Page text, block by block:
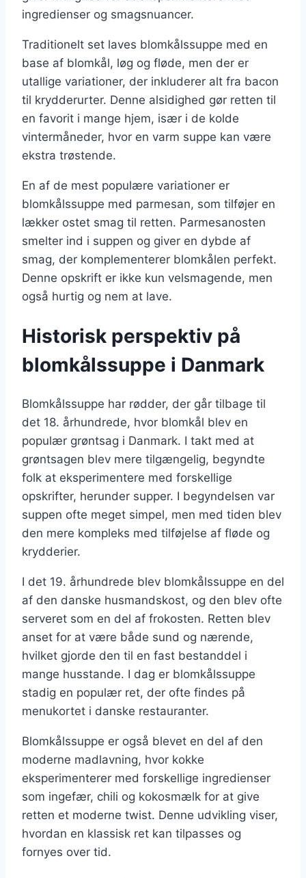
ingredienser og smagsnuancer.
Traditionelt set laves blomkålssuppe med en
base af blomkål, løg og fløde, men der er
utallige variationer, der inkluderer alt fra bacon
til krydderurter. Denne alsidighed gør retten til
en favorit i mange hjem, især i de kolde
vintermåneder, hvor en varm suppe kan være
ekstra trøstende.
En af de mest populære variationer er
blomkålssuppe med parmesan, som tilføjer en
lækker ostet smag til retten. Parmesanosten
smelter ind i suppen og giver en dybde af
smag, der komplementerer blomkålen perfekt.
Denne opskrift er ikke kun velsmagende, men
også hurtig og nem at lave.
Historisk perspektiv på
blomkålssuppe i Danmark
Blomkålssuppe har rødder, der går tilbage til
det 18. århundrede, hvor blomkål blev en
populær grøntsag i Danmark. I takt med at
grøntsagen blev mere tilgængelig, begyndte
folk at eksperimentere med forskellige
opskrifter, herunder supper. I begyndelsen var
suppen ofte meget simpel, men med tiden blev
den mere kompleks med tilføjelse af fløde og
krydderier.
I det 19. århundrede blev blomkålssuppe en del
af den danske husmandskost, og den blev ofte
serveret som en del af frokosten. Retten blev
anset for at være både sund og nærende,
hvilket gjorde den til en fast bestanddel i
mange husstande. I dag er blomkålssuppe
stadig en populær ret, der ofte findes på
menukortet i danske restauranter.
Blomkålssuppe er også blevet en del af den
moderne madlavning, hvor kokke
eksperimenterer med forskellige ingredienser
som ingefær, chili og kokosmælk for at give
retten et moderne twist. Denne udvikling viser,
hvordan en klassisk ret kan tilpasses og
fornyes over tid.